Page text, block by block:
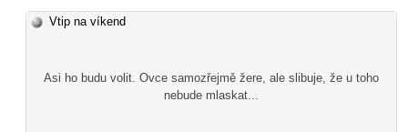
Vtip na víkend
Asi ho budu volit. Ovce samozřejmě žere, ale slibuje, že u toho
nebude mlaskat...